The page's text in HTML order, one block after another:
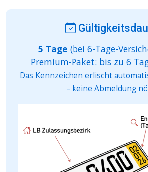
5 Tage (bei 6-Tage-
Premium-Paket: bis zu 6
Das Kennzeichen erlischt
– keine Abmeldung